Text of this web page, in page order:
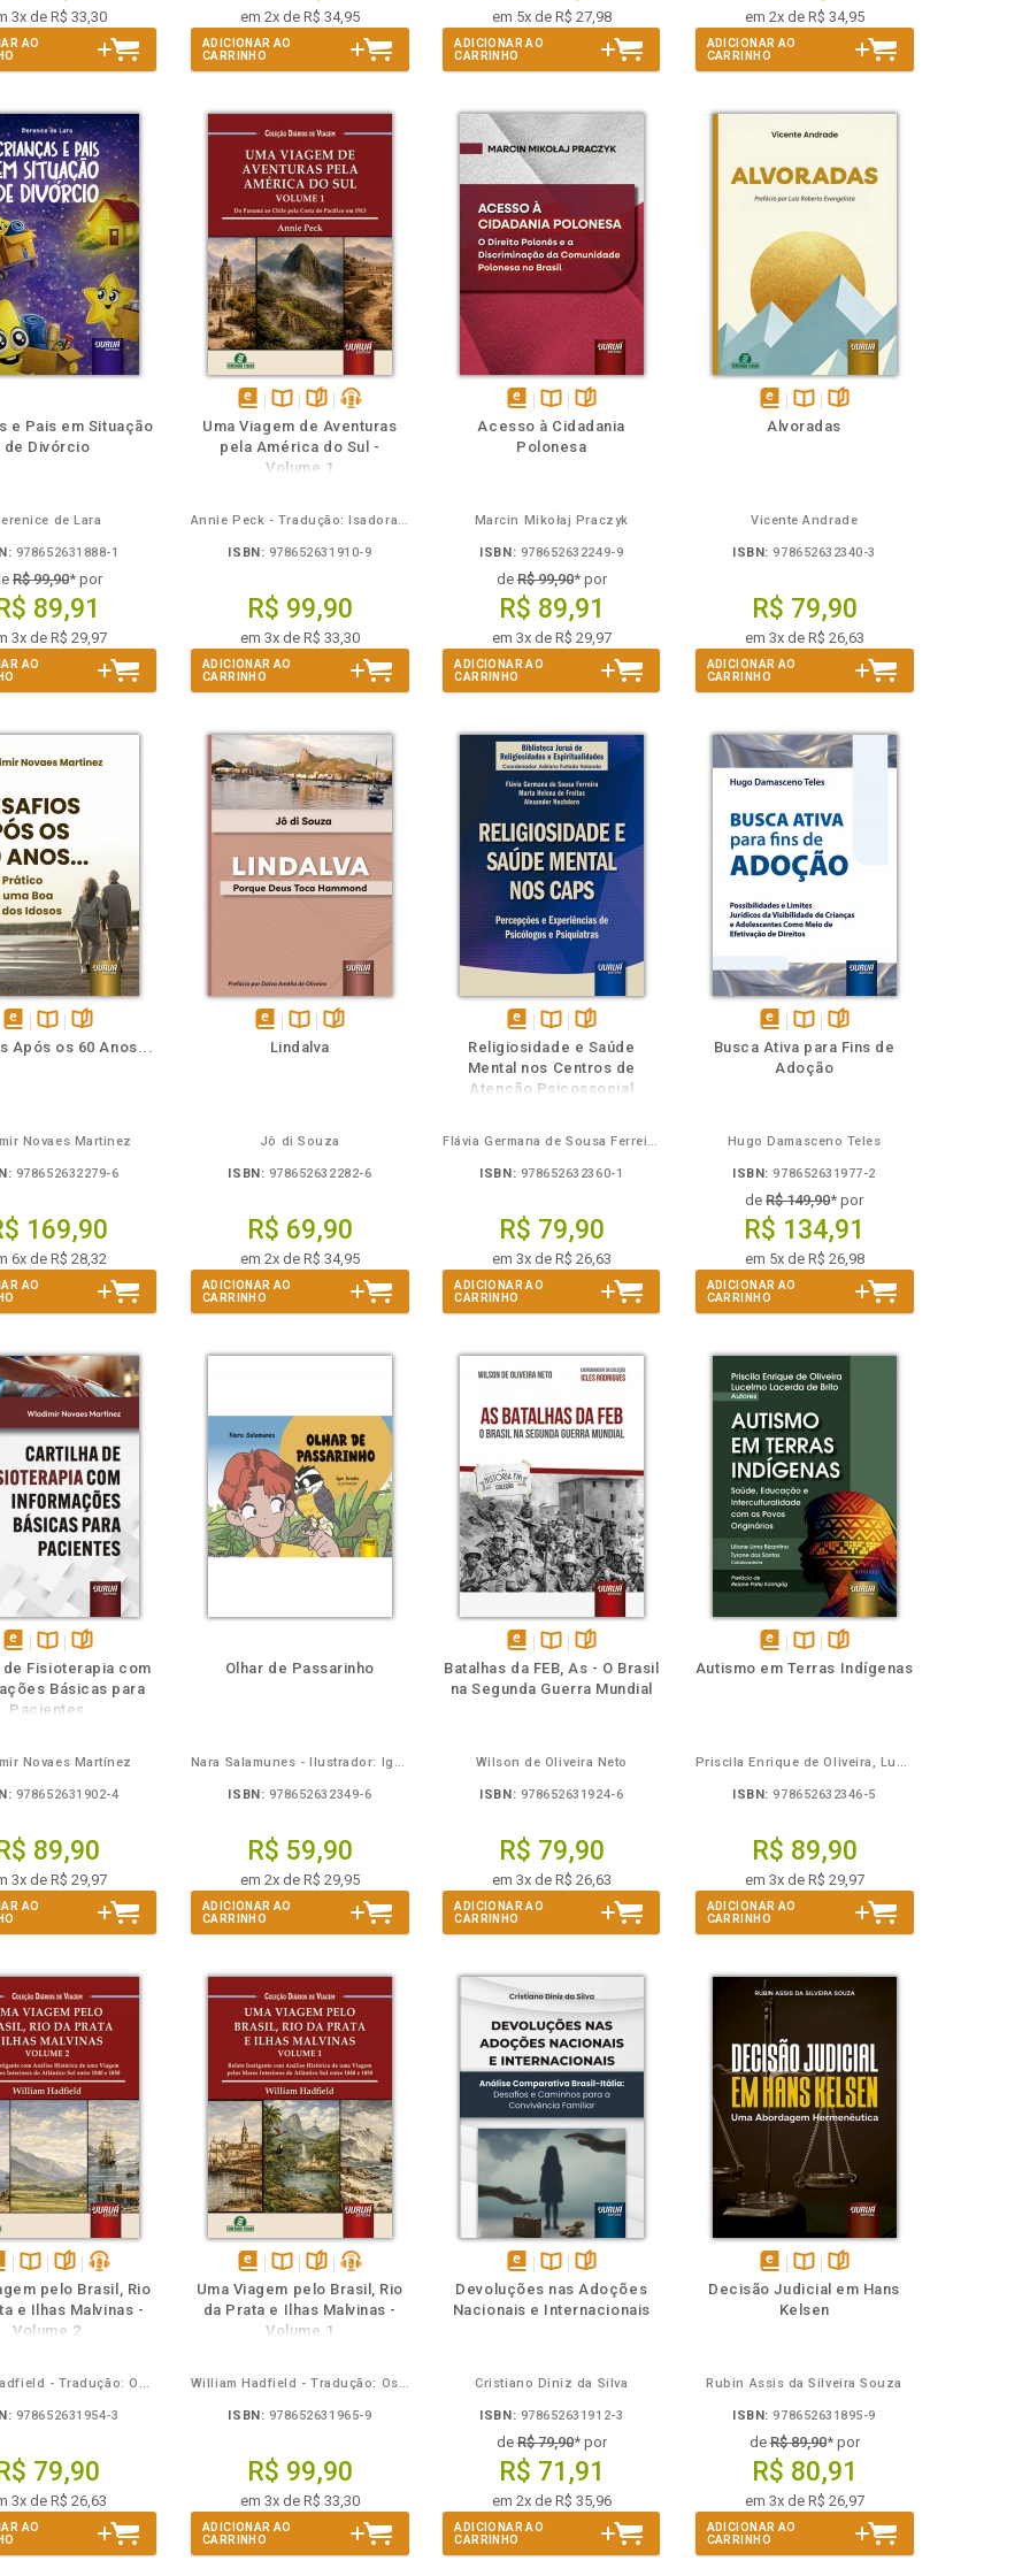
3x de R$ 33,30
AO
em 2x de R$ 34,95
ADICIONAR AO
CARRINHO
em 5x de R$ 27,98
ADICIONAR AO
CARRINHO
em 2x de R$ 34,95
ADICIONAR AO
CARRINHO
e Pais em Situação
de Divórcio
de Lara
978652631888-1
R$ 99,90* por
R$ 89,91
3x de R$ 29,97
AO
disponível
em
eBook
Disponível
na
B.V.
páginaspodcast
Uma Viagem de Aventuras
pela América do Sul -
Volume 1
Annie Peck - Tradução: Isadora Boni - Coordenadora/Adaptadora: Giselle Zambiazzi
ISBN: 978652631910-9
R$ 99,90
em 3x de R$ 33,30
ADICIONAR AO
CARRINHO
disponível
em
Disponível
na
páginas
Acesso à Cidadania
Polonesa
Marcin Mikołaj Praczyk
ISBN: 978652632249-9
deR$ 99,90* por
R$ 89,91
em 3x de R$ 29,97
ADICIONAR AO
CARRINHO
disponível
Também
Disponível
Folheie
páginas
Alvoradas
Vicente Andrade
ISBN: 978652632340-3
R$ 79,90
em 3x de R$ 26,63
ADICIONAR AO
CARRINHO
disponívelDisponível
páginas
Após os 60 Anos...
Novaes Martinez
978652632279-6
169,90
6x de R$ 28,32
AO
disponível
Disponível
páginas
Lindalva
Jô di Souza
ISBN: 978652632282-6
R$ 69,90
em 2x de R$ 34,95
ADICIONAR AO
CARRINHO
disponível
em
eBook
Disponível
na
B.V.
páginas
Religiosidade e Saúde
Mental nos Centros de
Atenção Psicossocial
Flávia Germana de Sousa Ferreira, Marta Helena de Freitas, Alexander Hochdorn
ISBN: 978652632360-1
R$ 79,90
em 3x de R$ 26,63
ADICIONAR AO
CARRINHO
disponível
em
Também
Disponível
na
Folheie
páginas
Busca Ativa para Fins de
Adoção
Hugo Damasceno Teles
ISBN: 978652631977-2
deR$ 149,90* por
R$ 134,91
em 5x de R$ 26,98
ADICIONAR AO
CARRINHO
disponível
em
eBook
Disponível
na
B.V.
páginas
de Fisioterapia com
Básicas para
Pacientes
Novaes Martínez
978652631902-4
R$ 89,90
3x de R$ 29,97
AO
Olhar de Passarinho
Nara Salamunes - Ilustrador: Igor Dranka
ISBN: 978652632349-6
R$ 59,90
em 2x de R$ 29,95
ADICIONAR AO
CARRINHO
disponível
em
Disponível
na
páginas
Batalhas da FEB, As - O Brasil
na Segunda Guerra Mundial
Wilson de Oliveira Neto
ISBN: 978652631924-6
R$ 79,90
em 3x de R$ 26,63
ADICIONAR AO
CARRINHO
disponível
Disponível
páginas
Autismo em Terras Indígenas
Priscila Enrique de Oliveira, Lucelmo Lacerda de Brito
ISBN: 978652632346-5
R$ 89,90
em 3x de R$ 29,97
ADICIONAR AO
CARRINHO
Disponível
na
B.V.
páginaspodcast
pelo Brasil, Rio
e Ilhas Malvinas -
Volume 2
William Hadfield - Tradução: Osvaldo Ferreira de Carvalho
978652631954-3
R$ 79,90
3x de R$ 26,63
AO
disponível
em
eBook
Disponível
na
B.V.
páginaspodcast
Uma Viagem pelo Brasil, Rio
da Prata e Ilhas Malvinas -
Volume 1
William Hadfield - Tradução: Osvaldo Ferreira de Carvalho
ISBN: 978652631965-9
R$ 99,90
em 3x de R$ 33,30
ADICIONAR AO
CARRINHO
disponível
em
Disponível
na
páginas
Devoluções nas Adoções
Nacionais e Internacionais
Cristiano Diniz da Silva
ISBN: 978652631912-3
deR$ 79,90* por
R$ 71,91
em 2x de R$ 35,96
ADICIONAR AO
CARRINHO
disponível
em
Também
Disponível
na
Folheie
páginas
Decisão Judicial em Hans
Kelsen
Rubin Assis da Silveira Souza
ISBN: 978652631895-9
deR$ 89,90* por
R$ 80,91
em 3x de R$ 26,97
ADICIONAR AO
CARRINHO